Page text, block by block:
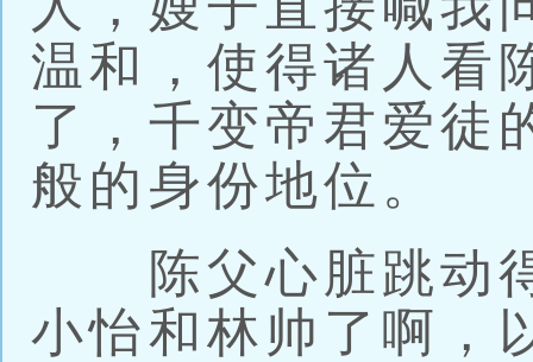
温和，使得诸人看
了，千变帝君爱徒
般的身份地位。
陈父心脏跳动得
小怡和林帅了啊，